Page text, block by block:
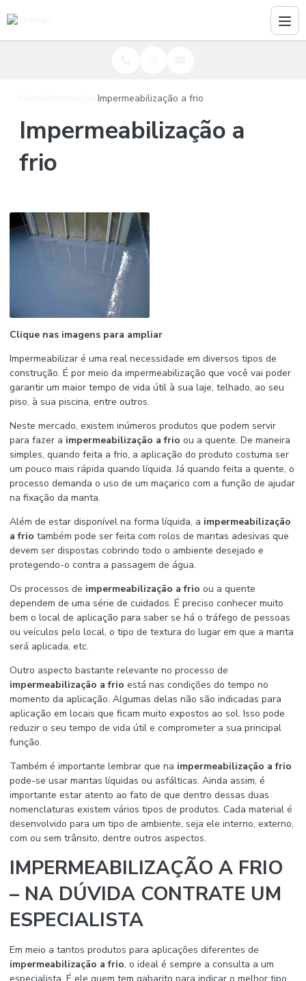
Impermeabilização a frio
Impermeabilização a
frio
Clique nas imagens para ampliar
Impermeabilizar é uma real necessidade em diversos tipos de
construção. É por meio da impermeabilização que você vai poder
garantir um maior tempo de vida útil à sua laje, telhado, ao seu
piso, à sua piscina, entre outros.
Neste mercado, existem inúmeros produtos que podem servir
para fazer a impermeabilização a frio ou a quente. De maneira
simples, quando feita a frio, a aplicação do produto costuma ser
um pouco mais rápida quando líquida. Já quando feita a quente, o
processo demanda o uso de um maçarico com a função de ajudar
na fixação da manta.
Além de estar disponível na forma líquida, a impermeabilização
a frio também pode ser feita com rolos de mantas adesivas que
devem ser dispostas cobrindo todo o ambiente desejado e
protegendo-o contra a passagem de água.
Os processos de impermeabilização a frio ou a quente
dependem de uma série de cuidados. É preciso conhecer muito
bem o local de aplicação para saber se há o tráfego de pessoas
ou veículos pelo local, o tipo de textura do lugar em que a manta
será aplicada, etc.
Outro aspecto bastante relevante no processo de
impermeabilização a frio está nas condições do tempo no
momento da aplicação. Algumas delas não são indicadas para
aplicação em locais que ficam muito expostos ao sol. Isso pode
reduzir o seu tempo de vida útil e comprometer a sua principal
função.
Também é importante lembrar que na impermeabilização a frio
pode-se usar mantas líquidas ou asfálticas. Ainda assim, é
importante estar atento ao fato de que dentro dessas duas
nomenclaturas existem vários tipos de produtos. Cada material é
desenvolvido para um tipo de ambiente, seja ele interno, externo,
com ou sem trânsito, dentre outros aspectos.
IMPERMEABILIZAÇÃO A FRIO
– NA DÚVIDA CONTRATE UM
ESPECIALISTA
Em meio a tantos produtos para aplicações diferentes de
impermeabilização a frio, o ideal é sempre a consulta a um